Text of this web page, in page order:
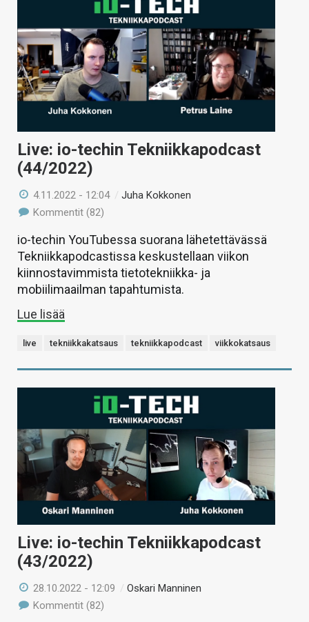
Live: io-techin Tekniikkapodcast
(44/2022)
4.11.2022 - 12:04 /Juha Kokkonen
Kommentit (82)
io-techin YouTubessa suorana lähetettävässä
Tekniikkapodcastissa keskustellaan viikon
kiinnostavimmista tietotekniikka- ja
mobiilimaailman tapahtumista.
Lue lisää
live tekniikkakatsaus tekniikkapodcast viikkokatsaus
Live: io-techin Tekniikkapodcast
(43/2022)
28.10.2022 - 12:09 /Oskari Manninen
Kommentit (82)